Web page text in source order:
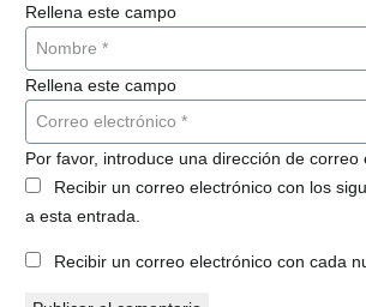
Rellena este campo
Rellena este campo
Por favor, introduce una dirección de correo
Recibir un correo electrónico con los
a esta entrada.
Recibir un correo electrónico con cada